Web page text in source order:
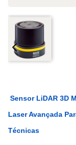
Sensor LiDAR 3D
Laser Avançada
Técnicas